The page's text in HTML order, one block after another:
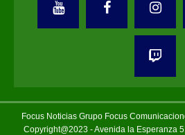
Focus Noticias Grupo Focus
Copyright@2023 - Avenida la Esperanza